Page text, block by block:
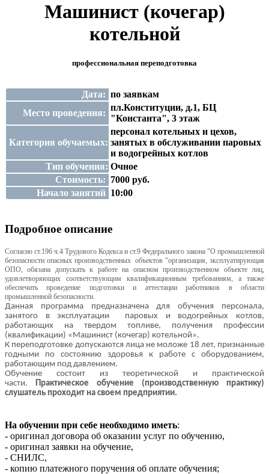
Машинист (кочегар)
котельной
профессиональная переподготовка
Дата: по заявкам
Место проведения:
пл.Конституции, д.1, БЦ
"Константа", 3 этаж
Категория обучаемых:
персонал котельных и цехов,
занятых в обслуживании паровых
и водогрейных котлов
Тип обучения: Очное
Стоимость: 7000 руб.
Начало занятий 10:00
Подробное описание
Согласно ст.196 ч.4 Трудового Кодекса и ст.9 Федерального закона "О промышленной
безопасности опасных производственных объектов "организация, эксплуатирующая
ОПО, обязана допускать к работе на опасном производственном объекте лиц,
удовлетворяющих соответствующим квалификационным требованиям, а также
обеспечить проведение подготовки и аттестации работников в области
промышленной безопасности.
Данная программа предназначена для обучения персонала,
занятого в эксплуатации
паровых и водогрейных котлов,
работающих на твердом топливе, получения профессии
(квалификации) «Машинист (кочегар) котельной».
К переподготовке допускаются лица не моложе 18 лет, признанные
годными по состоянию здоровья к работе с оборудованием,
работающим под давлением.
Обучение состоит из теоретической и практической
части.
Практическое обучение (производственную практику)
слушатель проходит на своем предприятии.
На обучении при себе необходимо иметь:
- оригинал договора об оказании услуг по обучению,
- оригинал заявки на обучение,
- СНИЛС,
- копию платежного поручения об оплате обучения;